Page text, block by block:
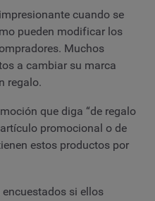
cuando se
pueden modificar los
Muchos
a cambiar su marca
regalo.
que diga “de regalo
promocional o de
estos productos por
si ellos